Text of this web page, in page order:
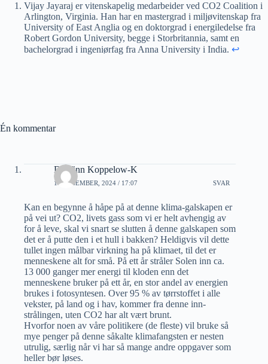
Vijay Jayaraj er vitenskapelig medarbeider ved CO2 Coalition i
Arlington, Virginia. Han har en mastergrad i miljøvitenskap fra
University of East Anglia og en doktorgrad i energiledelse fra
Robert Gordon University, begge i Storbritannia, samt en
bachelorgrad i ingeniørfag fra Anna University i India. ↩︎
Én kommentar
Dagfinn Koppelow-K
10 DESEMBER, 2024 / 17:07 SVAR
Kan en begynne å håpe på at denne klima-galskapen er
på vei ut? CO2, livets gass som vi er helt avhengig av
for å leve, skal vi snart se slutten å denne galskapen som
det er å putte den i et hull i bakken? Heldigvis vil dette
tullet ingen målbar virkning ha på klimaet, til det er
menneskene alt for små. På ett år stråler Solen inn ca.
13 000 ganger mer energi til kloden enn det
menneskene bruker på ett år, en stor andel av energien
brukes i fotosyntesen. Over 95 % av tørrstoffet i alle
vekster, på land og i hav, kommer fra denne inn-
strålingen, uten CO2 har alt vært brunt.
Hvorfor noen av våre politikere (de fleste) vil bruke så
mye penger på denne såkalte klimafangsten er nesten
utrulig, særlig når vi har så mange andre oppgaver som
heller bør løses.